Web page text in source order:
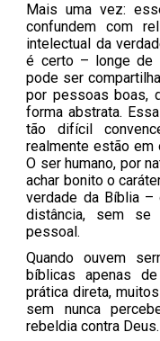
Mais uma vez:
confundem com
intelectual da
é certo – longe de
pode ser
por pessoas boas,
forma abstrata.
tão difícil
realmente estão em
O ser humano, por
achar bonito o
verdade da Bíblia
distância, sem se
pessoal.
Quando ouvem
bíblicas apenas
prática direta,
sem nunca
rebeldia contra Deus.